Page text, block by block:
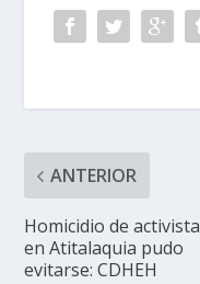
ANTERIOR
Homicidio de activista
en Atitalaquia pudo
evitarse: CDHEH